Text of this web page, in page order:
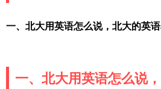
一、北大用英语怎么说，北大的英
一、北大用英语怎么说